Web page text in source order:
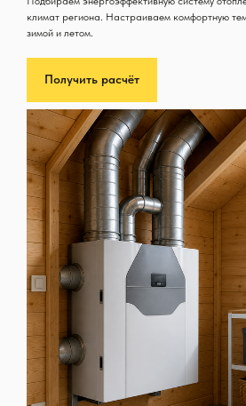
климат региона. Настраиваем комфортную
зимой и летом.
Получить расчёт